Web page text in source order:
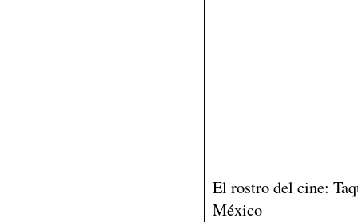
El rostro del cine:
México